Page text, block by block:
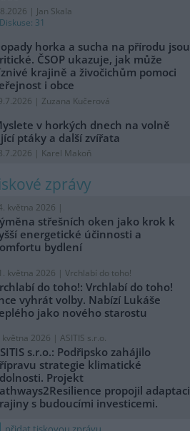
| Jan Skala
Diskuse: 31
horka a sucha na přírodu jsou
ČSOP ukazuje, jak může
krajině a živočichům pomoci
i obce
| Zuzana Kučerová
v horkých dnech na volně
ptáky a další zvířata
| Karel Makoň
zprávy
května 2026 |
střešních oken jako krok k
energetické účinnosti a
bydlení
května 2026 | Vrchlabí do toho!
do toho!: Vrchlabí do toho!
vyhrát volby. Nabízí Lukáše
jako nového starostu
května 2026 | ASITIS s.r.o.
s.r.o.: Podřipsko zahájilo
strategie klimatické
Projekt
propojil adaptaci
s budoucími investicemi.